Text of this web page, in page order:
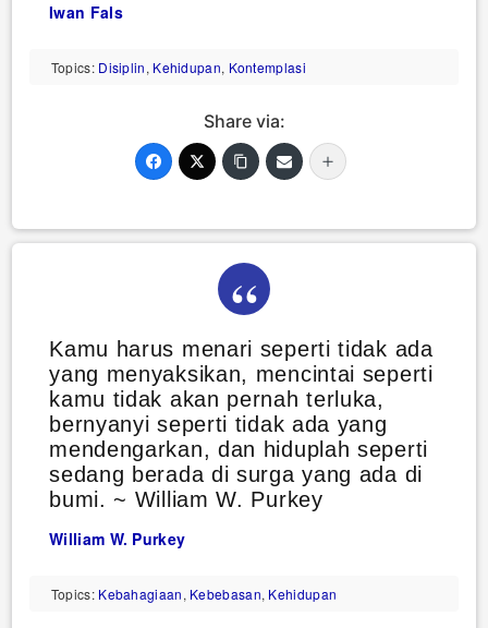
Iwan Fals
Topics: Disiplin, Kehidupan, Kontemplasi
Share via:
Kamu harus menari seperti tidak ada
yang menyaksikan, mencintai seperti
kamu tidak akan pernah terluka,
bernyanyi seperti tidak ada yang
mendengarkan, dan hiduplah seperti
sedang berada di surga yang ada di
bumi. ~ William W. Purkey
William W. Purkey
Topics: Kebahagiaan, Kebebasan, Kehidupan